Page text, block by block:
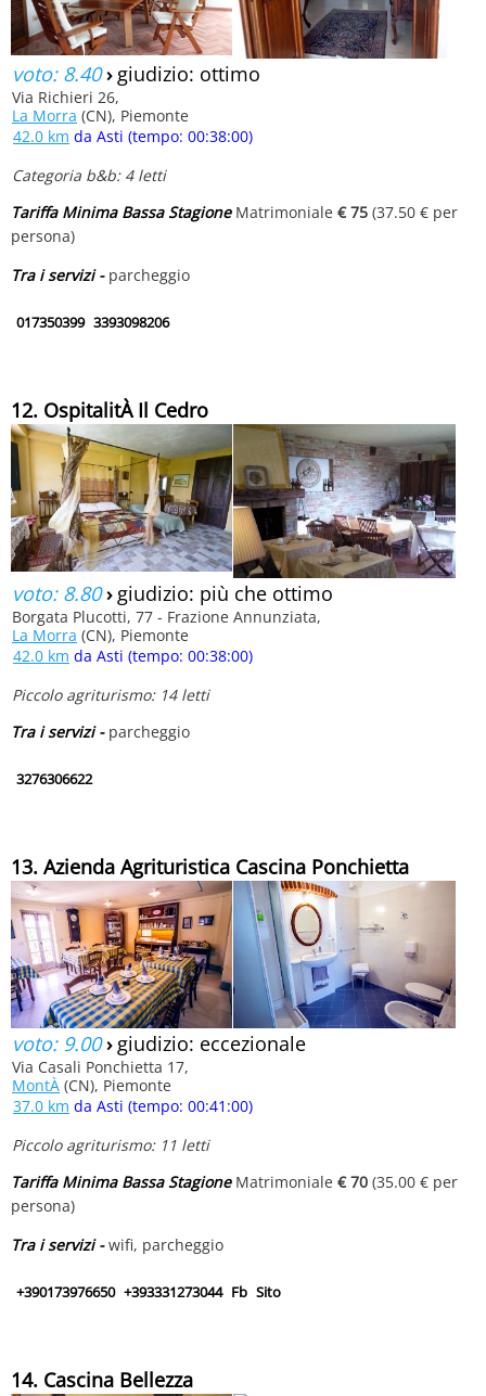
voto: 8.40› giudizio: ottimo
Via Richieri 26,
La Morra (CN), Piemonte
42.0 km da Asti (tempo: 00:38:00)
Categoria b&b: 4 letti
Tariffa Minima Bassa StagioneMatrimoniale € 75 (37.50 € per
persona)
Tra i servizi - parcheggio
017350399 3393098206
12. OspitalitÀ Il Cedro
voto: 8.80› giudizio: più che ottimo
Borgata Plucotti, 77 - Frazione Annunziata,
La Morra (CN), Piemonte
42.0 km da Asti (tempo: 00:38:00)
Piccolo agriturismo: 14 letti
Tra i servizi - parcheggio
3276306622
13. Azienda Agrituristica Cascina Ponchietta
voto: 9.00› giudizio: eccezionale
Via Casali Ponchietta 17,
MontÀ (CN), Piemonte
37.0 km da Asti (tempo: 00:41:00)
Piccolo agriturismo: 11 letti
Tariffa Minima Bassa StagioneMatrimoniale € 70 (35.00 € per
persona)
Tra i servizi -wifi, parcheggio
+390173976650 +393331273044 Fb Sito
14. Cascina Bellezza